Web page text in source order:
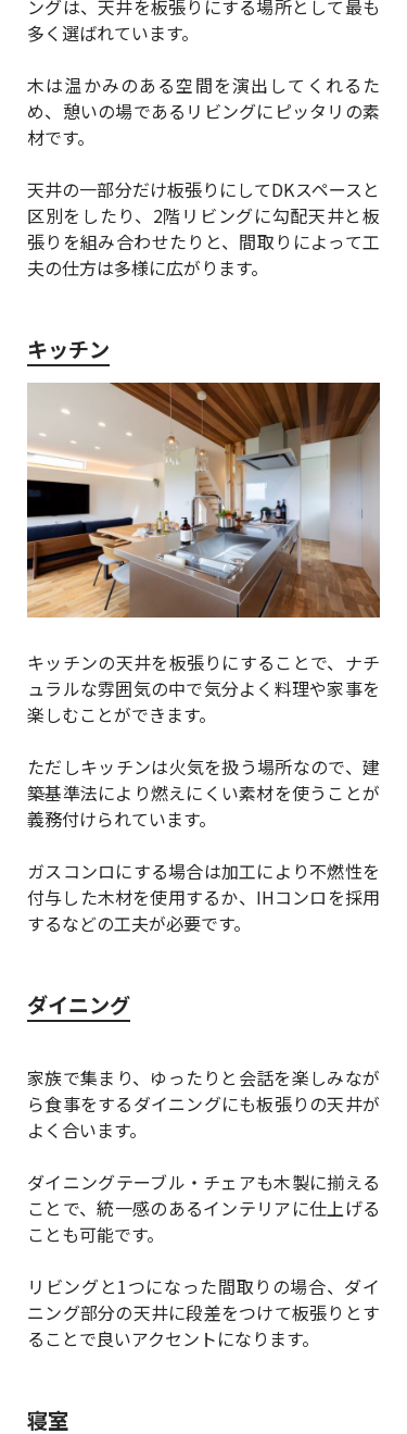
ングは、天井を板張りにする場所として最も
多く選ばれています。
木は温かみのある空間を演出してくれるた
め、憩いの場であるリビングにピッタリの素
材です。
天井の一部分だけ板張りにしてDKスペースと
区別をしたり、2階リビングに勾配天井と板
張りを組み合わせたりと、間取りによって工
夫の仕方は多様に広がります。
キッチン
キッチンの天井を板張りにすることで、ナチ
ュラルな雰囲気の中で気分よく料理や家事を
楽しむことができます。
ただしキッチンは火気を扱う場所なので、建
築基準法により燃えにくい素材を使うことが
義務付けられています。
ガスコンロにする場合は加工により不燃性を
付与した木材を使用するか、IHコンロを採用
するなどの工夫が必要です。
ダイニング
家族で集まり、ゆったりと会話を楽しみなが
ら食事をするダイニングにも板張りの天井が
よく合います。
ダイニングテーブル・チェアも木製に揃える
ことで、統一感のあるインテリアに仕上げる
ことも可能です。
リビングと1つになった間取りの場合、ダイ
ニング部分の天井に段差をつけて板張りとす
ることで良いアクセントになります。
寝室